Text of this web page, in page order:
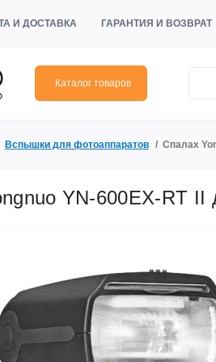
И ДОСТАВКА ГАРАНТИЯ И ВОЗВРАТ
Каталог товаров
Вспышки для фотоаппаратов Спалах
YN-600EX-RT II